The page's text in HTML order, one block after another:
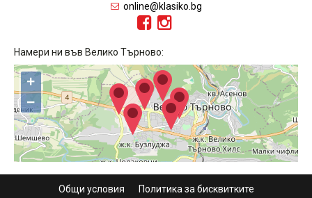
online@klasiko.bg
Намери ни във Велико Търново:
+
−
Общи условия
Политика за бисквитките